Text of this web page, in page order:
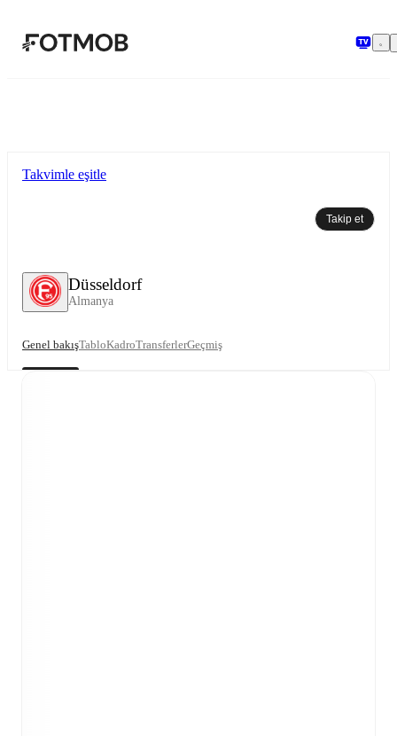
Düsseldorf
Almanya
Takvimle eşitle
Takip et
Genel bakışTabloKadroTransferlerGeçmiş